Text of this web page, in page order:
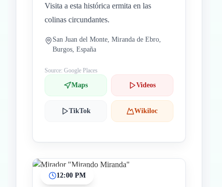
Visita a esta histórica ermita en las
colinas circundantes.
San Juan del Monte, Miranda de Ebro,
Burgos, España
Source: Google Places
Maps Videos
TikTok Wikiloc
12:00 PM